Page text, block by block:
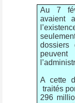
Au 7
avaient
dossiers
A cette
traités
296